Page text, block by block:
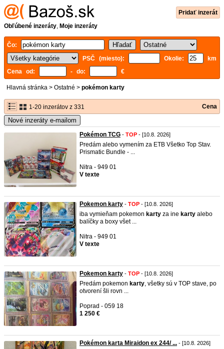
Pridať inzerát
Obľúbené inzeráty, Moje inzeráty
Čo:
PSČ (miesto):
Okolie:
km
Cena od:
- do: €
Hlavná stránka > Ostatné > pokémon karty
1-20 inzerátov z 331 Cena
Nové inzeráty e-mailom
Pokémon TCG - TOP - [10.8. 2026]
Predám alebo vymením za ETB Všetko Top Stav.
Prismatic Bundle - ...
Nitra - 949 01
V texte
Pokemon karty - TOP - [10.8. 2026]
iba vymieňam pokemon karty za ine karty alebo
balíčky a boxy všet ...
Nitra - 949 01
V texte
Pokemon karty - TOP - [10.8. 2026]
Predám pokemon karty, všetky sú v TOP stave, po
otvorení šli rovn ...
Poprad - 059 18
1 250 €
Pokémon karta Miraidon ex 244/ ... - [10.8. 2026]